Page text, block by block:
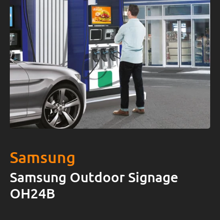
Samsung
Samsung Outdoor Signage
OH24B